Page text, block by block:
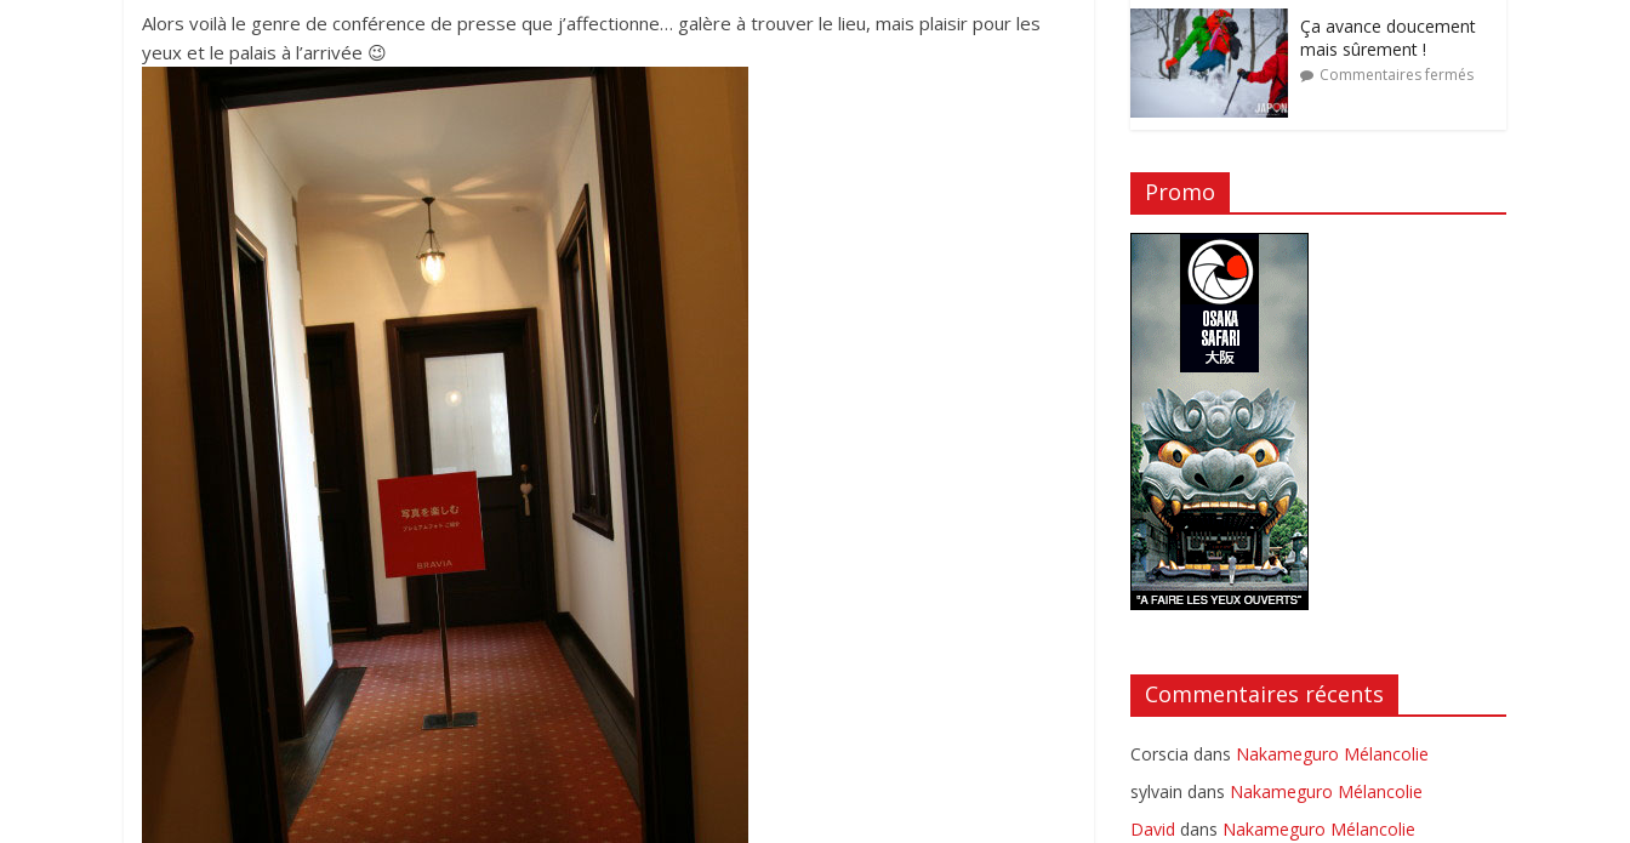
Alors voilà le genre de conférence de presse que j’affectionne… galère à trouver le lieu, mais plaisir pour les
yeux et le palais à l’arrivée 😉
Ça avance doucement
mais sûrement !
Commentaires fermés
Promo
Commentaires récents
Corscia dans Nakameguro Mélancolie
sylvain dans Nakameguro Mélancolie
David dans Nakameguro Mélancolie